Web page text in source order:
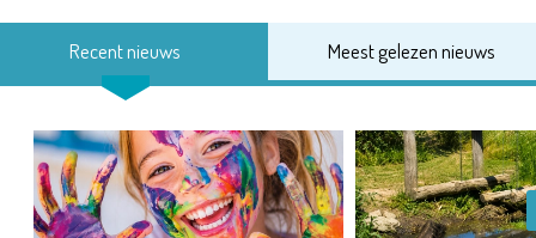
Recent nieuws Meest gelezen nieuws